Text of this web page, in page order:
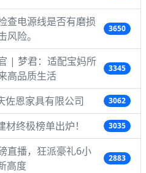
查电源线是否有磨损
险。
3650
| 梦君：适配宝妈所
高品质生活
3345
佐恩家具有限公司 3062
终极榜单出炉！ 3035
直播，狂派豪礼6小
高度
2883